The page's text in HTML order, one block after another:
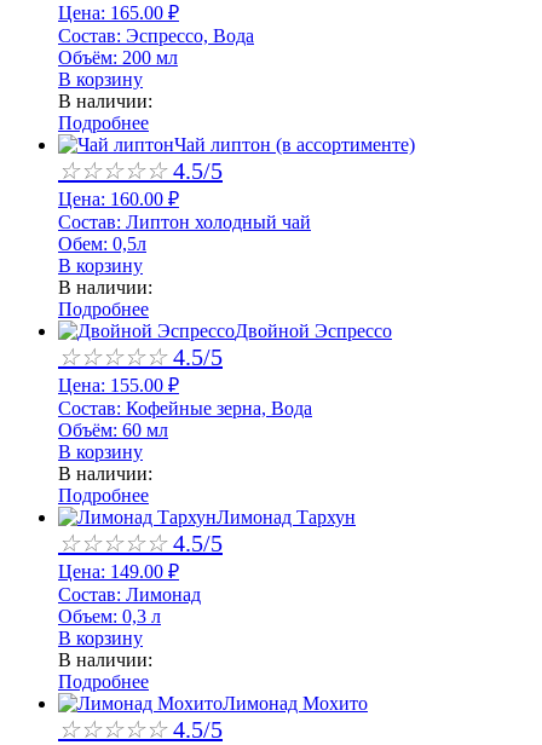
Цена: 165.00 ₽
Состав: Эспрессо, Вода
Объём: 200 мл
В корзину
В наличии:
Подробнее
Чай липтон (в ассортименте)
☆☆☆☆☆ 4.5/5
Цена: 160.00 ₽
Состав: Липтон холодный чай
Обем: 0,5л
В корзину
В наличии:
Подробнее
Двойной Эспрессо
☆☆☆☆☆ 4.5/5
Цена: 155.00 ₽
Состав: Кофейные зерна, Вода
Объём: 60 мл
В корзину
В наличии:
Подробнее
Лимонад Тархун
☆☆☆☆☆ 4.5/5
Цена: 149.00 ₽
Состав: Лимонад
Объем: 0,3 л
В корзину
В наличии:
Подробнее
Лимонад Мохито
☆☆☆☆☆ 4.5/5